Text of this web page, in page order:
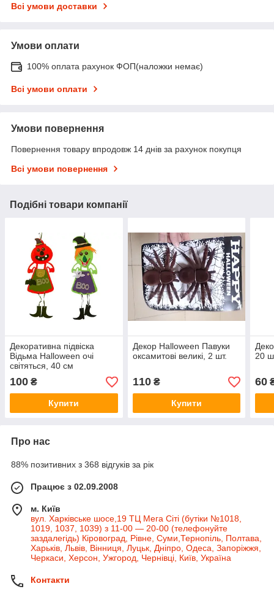
Всі умови доставки
Умови оплати
100% оплата рахунок ФОП(наложки немає)
Всі умови оплати
Умови повернення
Повернення товару впродовж 14 днів за рахунок покупця
Всі умови повернення
Подібні товари компанії
Декоративна підвіска
Відьма Halloween очі
світяться, 40 см
100 ₴
Купити
Декор Halloween Павуки
оксамитові великі, 2 шт.
110₴
Купити
20
60
Про нас
88% позитивних з 368 відгуків за рік
Працює з 02.09.2008
м. Київ
вул. Харківське шосе,19 ТЦ Мега Сіті (бутіки №1018,
1019, 1037, 1039) з 11-00 — 20-00 (телефонуйте
заздалегідь) Кіровоград, Рівне, Суми,Тернопіль, Полтава,
Харьків, Львів, Вінниця, Луцьк, Дніпро, Одеса, Запоріжжя,
Черкаси, Херсон, Ужгород, Чернівці, Київ, Україна
Контакти